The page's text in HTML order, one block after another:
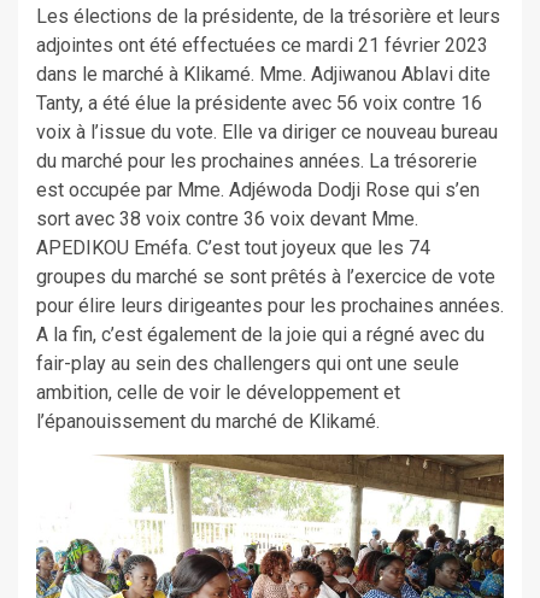
Les élections de la présidente, de la trésorière et leurs
adjointes ont été effectuées ce mardi 21 février 2023
dans le marché à Klikamé. Mme. Adjiwanou Ablavi dite
Tanty, a été élue la présidente avec 56 voix contre 16
voix à l’issue du vote. Elle va diriger ce nouveau bureau
du marché pour les prochaines années. La trésorerie
est occupée par Mme. Adjéwoda Dodji Rose qui s’en
sort avec 38 voix contre 36 voix devant Mme.
APEDIKOU Eméfa. C’est tout joyeux que les 74
groupes du marché se sont prêtés à l’exercice de vote
pour élire leurs dirigeantes pour les prochaines années.
A la fin, c’est également de la joie qui a régné avec du
fair-play au sein des challengers qui ont une seule
ambition, celle de voir le développement et
l’épanouissement du marché de Klikamé.